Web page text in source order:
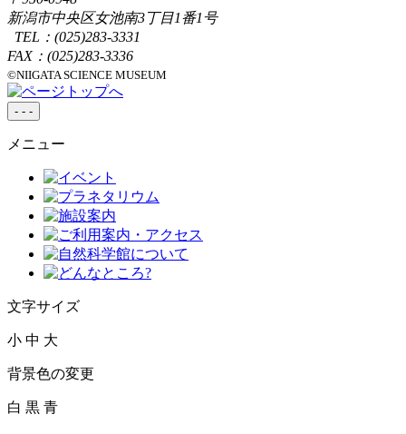
新潟市中央区女池南3丁目1番1号
TEL： (025)283-3331
FAX：(025)283-3336
©NIIGATA SCIENCE MUSEUM
- - -
メニュー
文字サイズ
小 中 大
背景色の変更
白 黒 青